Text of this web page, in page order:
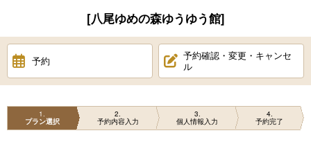
[八尾ゆめの森ゆうゆう館]
予約
予約確認・変更・キャンセ
ル
1
プラン選択
2
予約内容入力
3
個人情報入力
4
予約完了